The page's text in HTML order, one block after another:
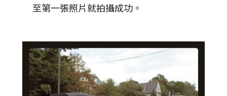
至第一張照片就拍攝成功。